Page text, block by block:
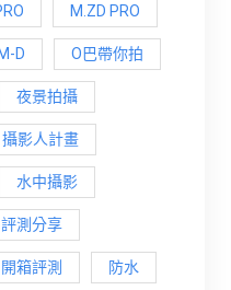
M.ZD PRO
D O巴帶你拍
夜景拍攝
攝影人計畫
水中攝影
評測分享
開箱評測 防水